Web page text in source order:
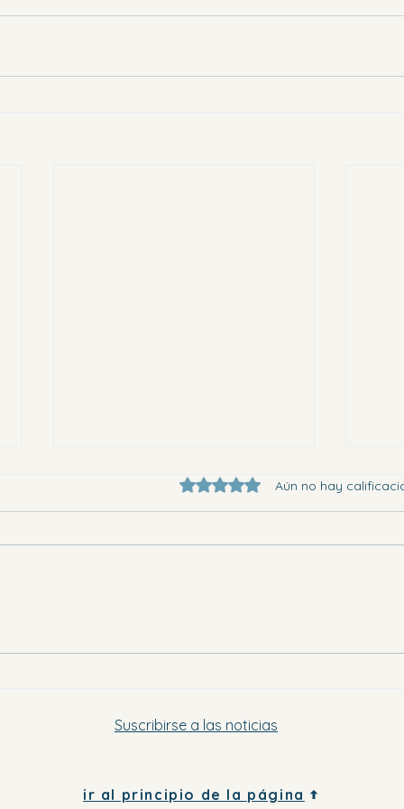
Obtuvo 0 de 5 estrellas.
Aún no hay
Suscribirse a las noticias
ir al principio de la página